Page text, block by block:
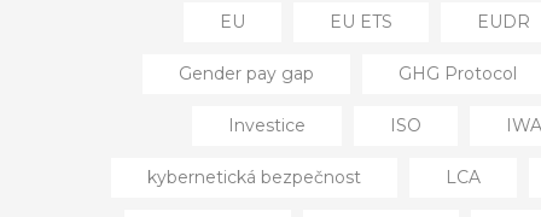
EU EU ETS EUDR
Gender pay gap GHG Protocol
Investice ISO IWA
kybernetická bezpečnost LCA